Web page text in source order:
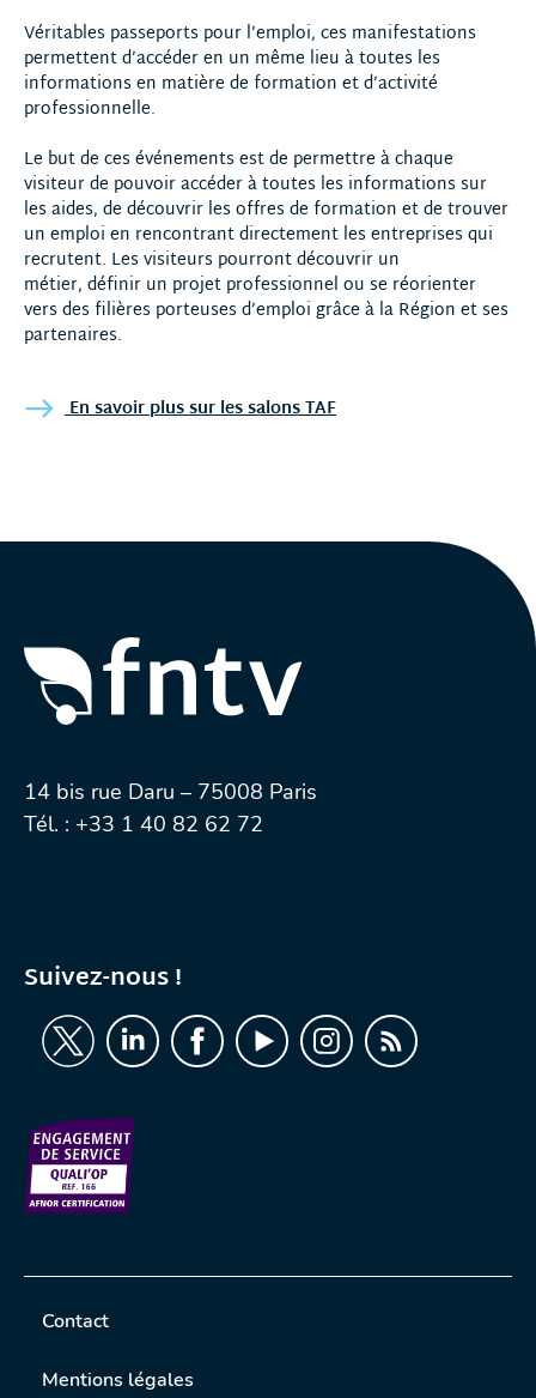
Véritables passeports pour l’emploi, ces manifestations
permettent d’accéder en un même lieu à toutes les
informations en matière de formation et d’activité
professionnelle.
Le but de ces événements est de permettre à chaque
visiteur de pouvoir accéder à toutes les informations sur
les aides, de découvrir les offres de formation et de trouver
un emploi en rencontrant directement les entreprises qui
recrutent. Les visiteurs pourront découvrir un
métier, définir un projet professionnel ou se réorienter
vers des filières porteuses d’emploi grâce à la Région et ses
partenaires.
En savoir plus sur les salons TAF
14 bis rue Daru – 75008 Paris
Tél. : +33 1 40 82 62 72
Suivez-nous !
Contact
Mentions légales